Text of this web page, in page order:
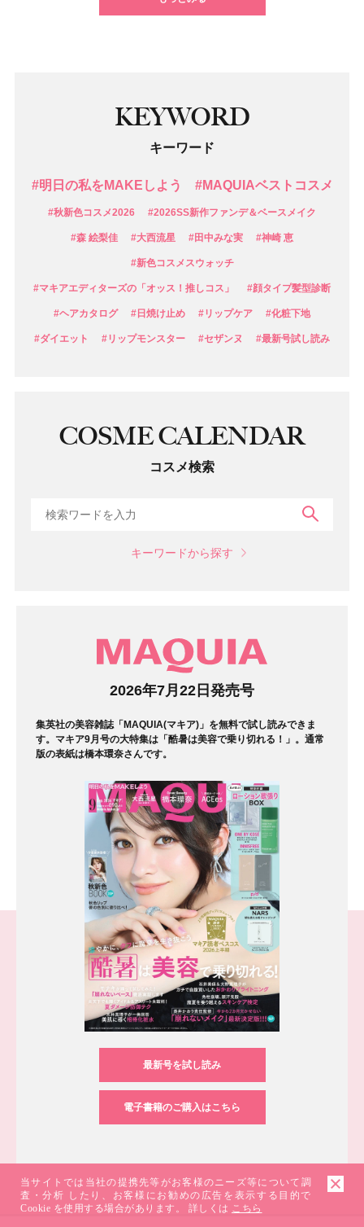
KEYWORD
キーワード
#明日の私をMAKEしよう #MAQUIAベストコスメ
#秋新色コスメ2026 #2026SS新作ファンデ＆ベースメイク
#森 絵梨佳 #大西流星 #田中みな実 #神崎 恵
#新色コスメスウォッチ
#マキアエディターズの「オッス！推しコス」 #顔タイプ髪型診断
#ヘアカタログ #日焼け止め #リップケア #化粧下地
#ダイエット #リップモンスター #セザンヌ #最新号試し読み
COSME CALENDAR
コスメ検索
キーワードから探す
2026年7月22日発売号
集英社の美容雑誌「MAQUIA(マキア)」を無料で試し読みできま
す。マキア9月号の大特集は「酷暑は美容で乗り切れる！」。通常
版の表紙は橋本環奈さんです。
最新号を試し読み
電子書籍のご購入はこちら
当サイトでは当社の提携先等がお客様のニーズ等について調
査・分析 したり、お客様にお勧めの広告を表示する目的で
Cookie を使用する場合があります。 詳しくは こちら